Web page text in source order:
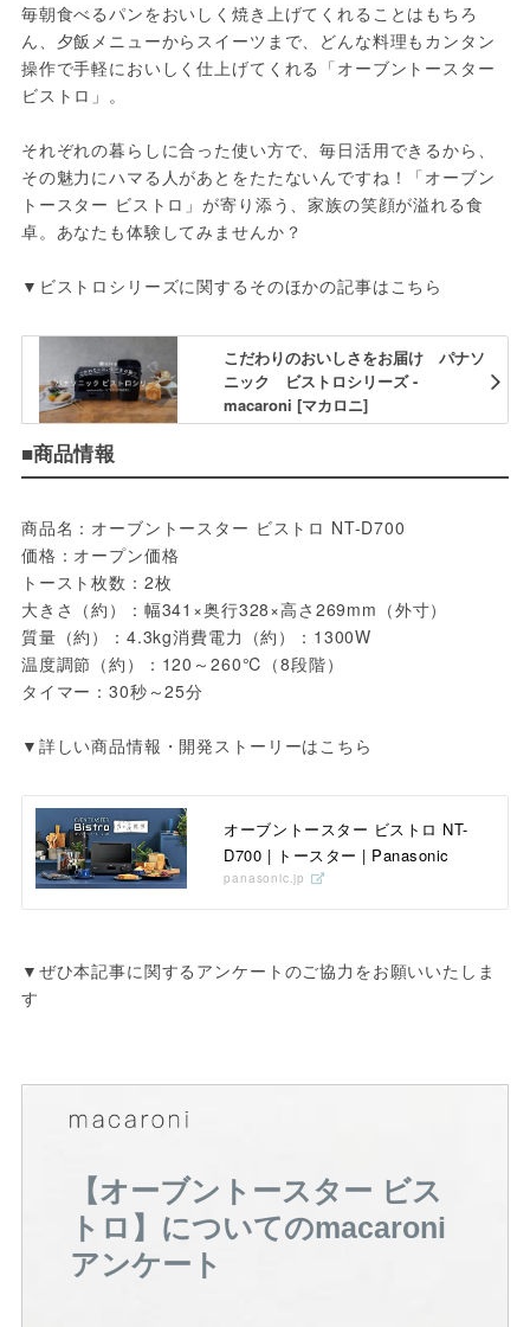
毎朝食べるパンをおいしく焼き上げてくれることはもちろ
ん、夕飯メニューからスイーツまで、どんな料理もカンタン
操作で手軽においしく仕上げてくれる「オーブントースター
ビストロ」。
それぞれの暮らしに合った使い方で、毎日活用できるから、
その魅力にハマる人があとをたたないんですね！「オーブン
トースター ビストロ」が寄り添う、家族の笑顔が溢れる食
卓。あなたも体験してみませんか？
▼ビストロシリーズに関するそのほかの記事はこちら
こだわりのおいしさをお届け パナソ
ニック ビストロシリーズ -
macaroni [マカロニ]
■商品情報
商品名：オーブントースター ビストロ NT-D700
価格：オープン価格
トースト枚数：2枚
大きさ（約）：幅341×奥行328×高さ269mm（外寸）
質量（約）：4.3kg消費電力（約）：1300W
温度調節（約）：120～260℃（8段階）
タイマー：30秒～25分
▼詳しい商品情報・開発ストーリーはこちら
オーブントースター ビストロ NT-
D700 | トースター | Panasonic
panasonic.jp
▼ぜひ本記事に関するアンケートのご協力をお願いいたしま
す